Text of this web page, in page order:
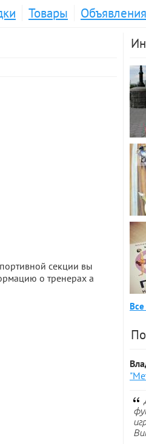
Товары
Объявления
секции вы
о тренерах а
Все